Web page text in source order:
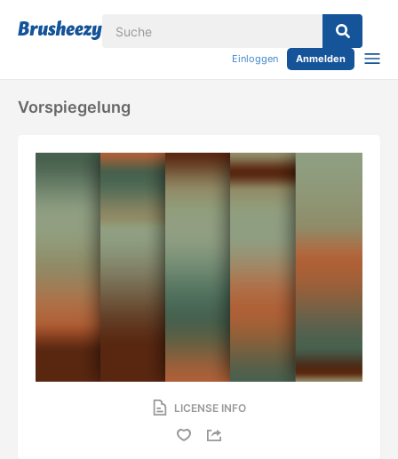
Einloggen Anmelden
Vorspiegelung
LICENSE INFO